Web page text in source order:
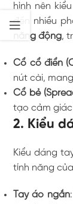
hình nên
đến nhiều
năng động,
Cổ cổ điển
nút cài,
Cổ bẻ
tạo cảm
2. Kiểu
Kiểu dáng
tính năng
Tay áo ngắn